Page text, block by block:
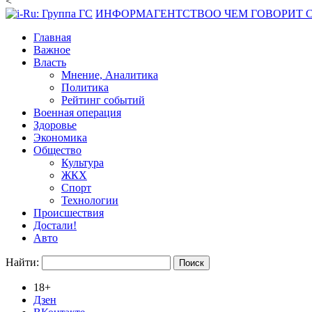
ИНФОРМАГЕНТСТВОО ЧЕМ ГОВОРИТ
Главная
Важное
Власть
Мнение, Аналитика
Политика
Рейтинг событий
Военная операция
Здоровье
Экономика
Общество
Культура
ЖКХ
Спорт
Технологии
Происшествия
Достали!
Авто
Найти:
18+
Дзен